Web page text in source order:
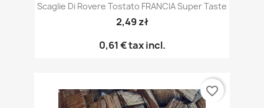
Scaglie Di Rovere Tostato FRANCIA Super Taste
2,49 zł
0,61 €tax incl.
favorite_border